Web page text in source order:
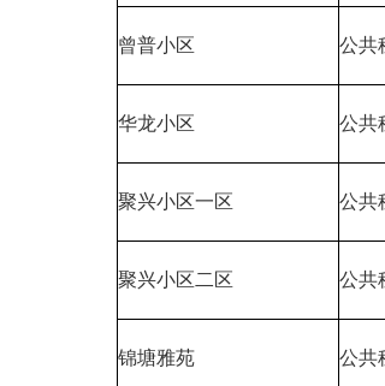
曾普小区 公共
华龙小区 公共
聚兴小区一区 公共
聚兴小区二区 公共
锦塘雅苑 公共